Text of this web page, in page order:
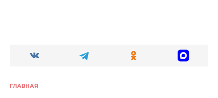
ГЛАВНАЯ